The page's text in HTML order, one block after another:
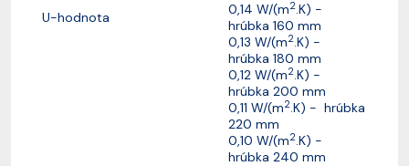
U-hodnota
0,14 W/(m2.K) -
hrúbka 160 mm
0,13 W/(m2.K) -
hrúbka 180 mm
0,12 W/(m2.K) -
hrúbka 200 mm
0,11 W/(m2.K) - hrúbka
220 mm
0,10 W/(m2.K) -
hrúbka 240 mm